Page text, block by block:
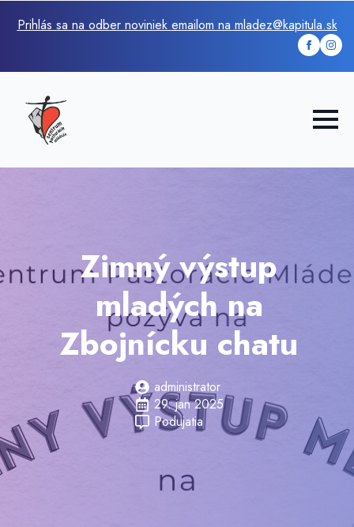
Prihlás sa na odber noviniek emailom na mladez@kapitula.sk
Zimný výstup
mladých na
Zbojnícku chatu
administrator
29. jan 2025
Podujatia